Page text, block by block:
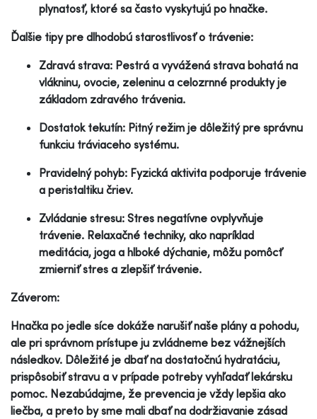
plynatosť, ktoré sa často vyskytujú po hnačke.
Ďalšie tipy pre dlhodobú starostlivosť o trávenie:
Zdravá strava: Pestrá a vyvážená strava bohatá na
vlákninu, ovocie, zeleninu a celozrnné produkty je
základom zdravého trávenia.
Dostatok tekutín: Pitný režim je dôležitý pre správnu
funkciu tráviaceho systému.
Pravidelný pohyb: Fyzická aktivita podporuje trávenie
a peristaltiku čriev.
Zvládanie stresu: Stres negatívne ovplyvňuje
trávenie. Relaxačné techniky, ako napríklad
meditácia, joga a hlboké dýchanie, môžu pomôcť
zmierniť stres a zlepšiť trávenie.
Záverom:
Hnačka po jedle síce dokáže narušiť naše plány a pohodu,
ale pri správnom prístupe ju zvládneme bez vážnejších
následkov. Dôležité je dbať na dostatočnú hydratáciu,
prispôsobiť stravu a v prípade potreby vyhľadať lekársku
pomoc. Nezabúdajme, že prevencia je vždy lepšia ako
liečba, a preto by sme mali dbať na dodržiavanie zásad